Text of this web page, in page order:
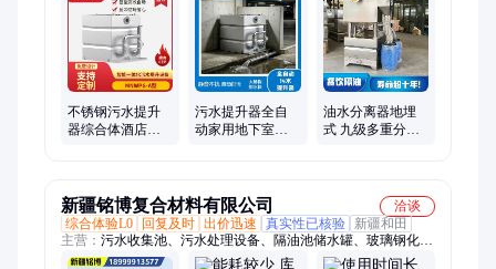
备、隔油提升一体化设备、油水分离器、餐饮油水分离器、隔油
器、餐饮隔油池、餐饮隔油提升设备、厨房油水分离器、厨房隔
油池、厨房隔油提升设备、不锈钢水箱、消防水箱、消防气压
罐、不锈钢隔油池、地埋式隔油池
不锈钢污水提升
器综合体酒店专
污水提升器全自
动家用地下室别
油水分离器地埋
式 九级多重分离
新疆铭博复合材料有限公司
洽谈
综合体验L0
回复及时 出价迅速 真实性已核验
新疆和田
主营： 污水收集池、污水处理设备、隔油池储水罐、玻璃钢化粪
池